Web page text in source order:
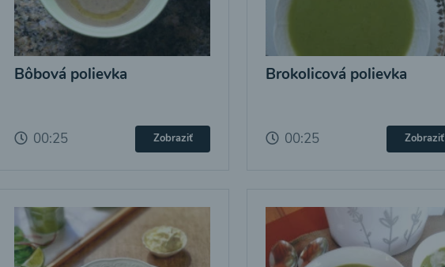
Bôbová polievka
00:25 Zobraziť
Brokolicová polievka
00:25 Zobraziť